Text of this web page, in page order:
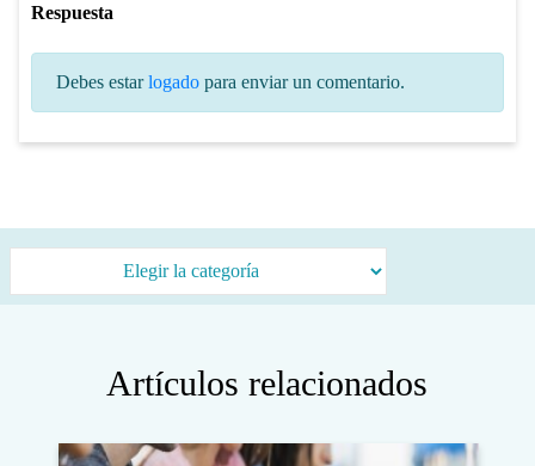
Respuesta
Debes estarlogadopara enviar un comentario.
Artículos relacionados